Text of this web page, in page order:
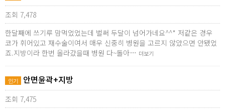
조회 7,478
한달째에 쓰기루 맘먹었었는데 벌써 두달이 넘어가네요^^* 저같은 경우
코가 휘어있고 재수술이여서 매우 신중히 병원을 고르지 않았으면 안됐었
죠.지방이라 한번 올라갔을때 병원 다~돌아… 더보기
인기 안면윤곽+지방
조회 7,475